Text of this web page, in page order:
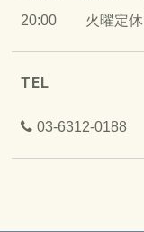
20:00 火曜定休
TEL
03-6312-0188